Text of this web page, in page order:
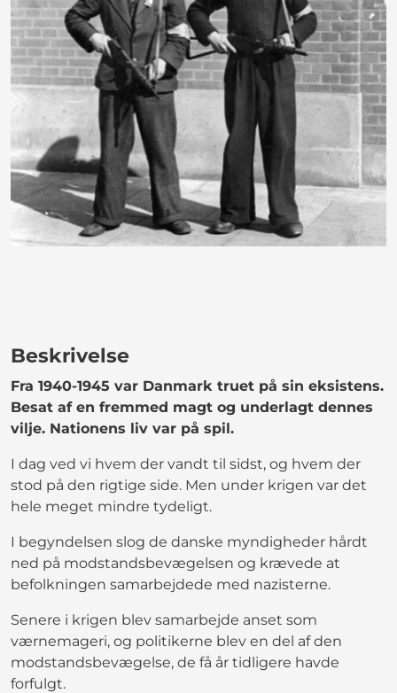
Beskrivelse
Fra 1940-1945 var Danmark truet på sin eksistens.
Besat af en fremmed magt og underlagt dennes
vilje. Nationens liv var på spil.
I dag ved vi hvem der vandt til sidst, og hvem der
stod på den rigtige side. Men under krigen var det
hele meget mindre tydeligt.
I begyndelsen slog de danske myndigheder hårdt
ned på modstandsbevægelsen og krævede at
befolkningen samarbejdede med nazisterne.
Senere i krigen blev samarbejde anset som
værnemageri, og politikerne blev en del af den
modstandsbevægelse, de få år tidligere havde
forfulgt.